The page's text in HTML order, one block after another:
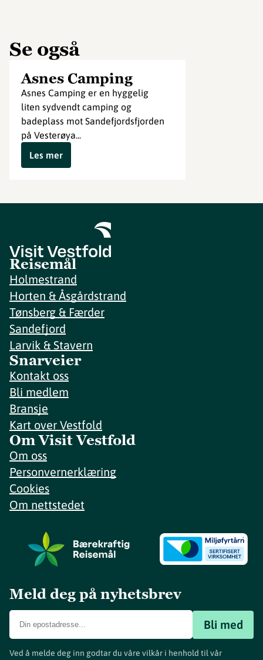
Se også
Asnes Camping
Asnes Camping er en hyggelig
liten sydvendt camping og
badeplass mot Sandefjordsfjorden
på Vesterøya...
Les mer
Reisemål
Holmestrand
Horten & Åsgårdstrand
Tønsberg & Færder
Sandefjord
Larvik & Stavern
Snarveier
Kontakt oss
Bli medlem
Bransje
Kart over Vestfold
Om Visit Vestfold
Om oss
Personvernerklæring
Cookies
Om nettstedet
Meld deg på nyhetsbrev
Bli med
Ved å melde deg inn godtar du våre vilkår i henhold til vår